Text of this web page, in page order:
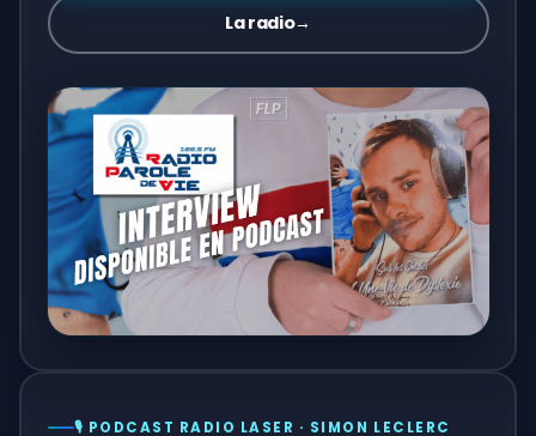
La radio→
🎙️ PODCAST RADIO LASER · SIMON LECLERC